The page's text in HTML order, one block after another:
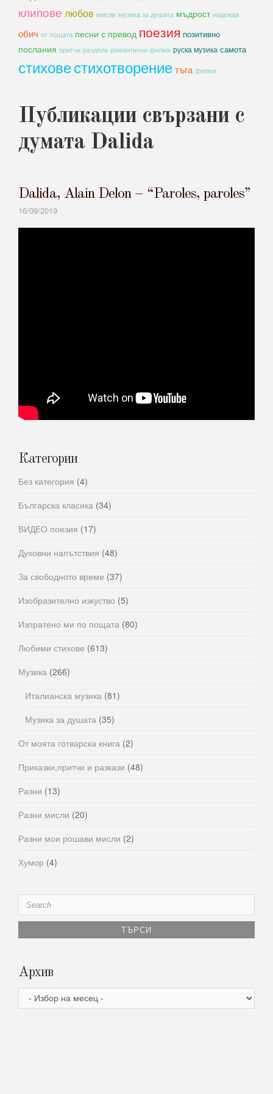
клипове любов мисли музика за душата мъдрост надежда
обич от пощата песни с превод поезия позитивно
послания притчи раздяла романтични филми руска музика самота
стиховестихотворениетъга филми
Публикации свързани с
думата Dalida
Dalida, Alain Delon – “Paroles, paroles”
16/09/2019
Категории
Без категория (4)
Българска класика (34)
ВИДЕО поезия (17)
Духовни напътствия (48)
За свободното време (37)
Изобразително изкуство (5)
Изпратено ми по пощата (80)
Любими стихове (613)
Музика (266)
Италианска музика (81)
Музика за душата (35)
От моята готварска книга (2)
Приказки,притчи и разкази (48)
Разни (13)
Разни мисли (20)
Разни мои рошави мисли (2)
Хумор (4)
Search
for:
Архив
Архив